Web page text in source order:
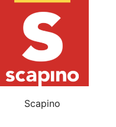
Scapino